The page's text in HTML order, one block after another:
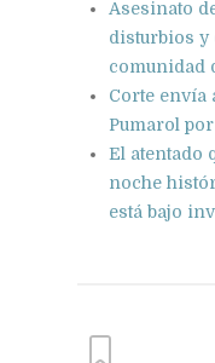
Asesinato
disturbios y
comunidad
Corte envía
Pumarol
El atentado
noche
está bajo